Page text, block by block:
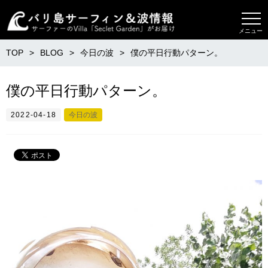
メニュー
TOP BLOG 今日の波 僕の平日行動パターン。
僕の平日行動パターン。
2022-04-18 今日の波